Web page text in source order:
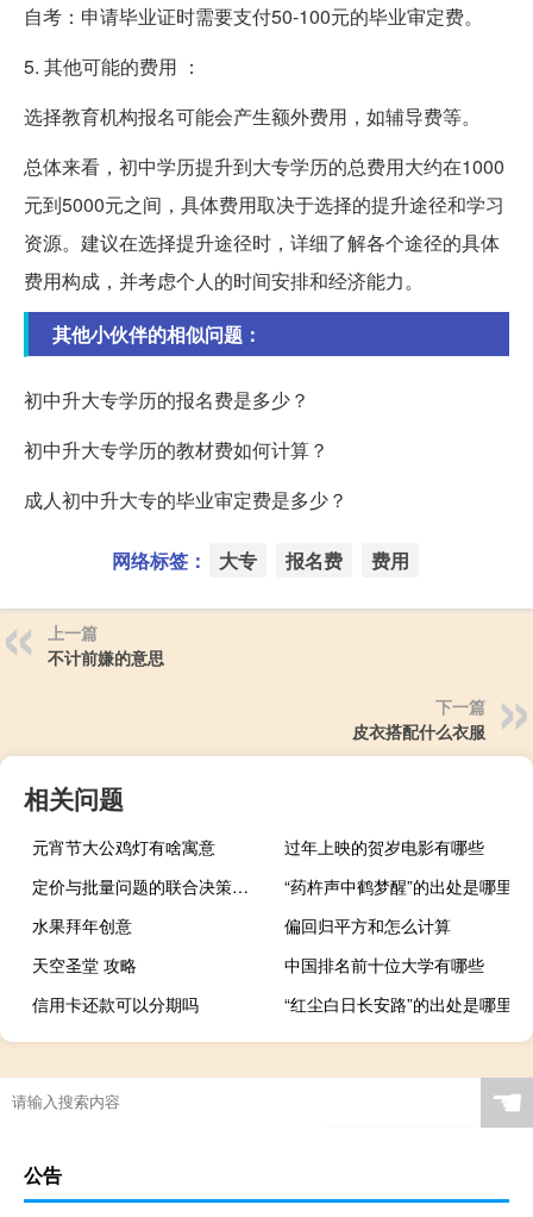
自考：申请毕业证时需要支付50-100元的毕业审定费。
5. 其他可能的费用 ：
选择教育机构报名可能会产生额外费用，如辅导费等。
总体来看，初中学历提升到大专学历的总费用大约在1000
元到5000元之间，具体费用取决于选择的提升途径和学习
资源。建议在选择提升途径时，详细了解各个途径的具体
费用构成，并考虑个人的时间安排和经济能力。
其他小伙伴的相似问题：
初中升大专学历的报名费是多少？
初中升大专学历的教材费如何计算？
成人初中升大专的毕业审定费是多少？
网络标签： 大专 报名费 费用
上一篇
不计前嫌的意思
下一篇
皮衣搭配什么衣服
相关问题
元宵节大公鸡灯有啥寓意
过年上映的贺岁电影有哪些
定价与批量问题的联合决策模型及其方法(关于定价与批量问题的联合决策模型及其方法简述)
“药杵声中鹤梦醒”的出处是哪里
水果拜年创意
偏回归平方和怎么计算
天空圣堂 攻略
中国排名前十位大学有哪些
信用卡还款可以分期吗
“红尘白日长安路”的出处是哪里
☚
公告